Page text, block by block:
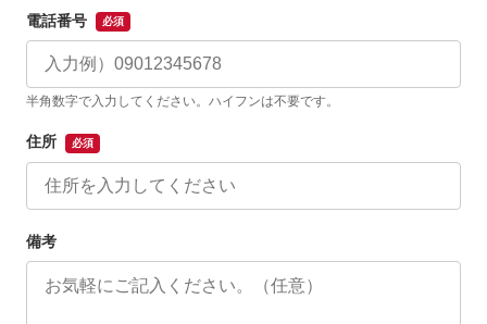
電話番号 必須
半角数字で入力してください。ハイフンは不要です。
住所 必須
備考